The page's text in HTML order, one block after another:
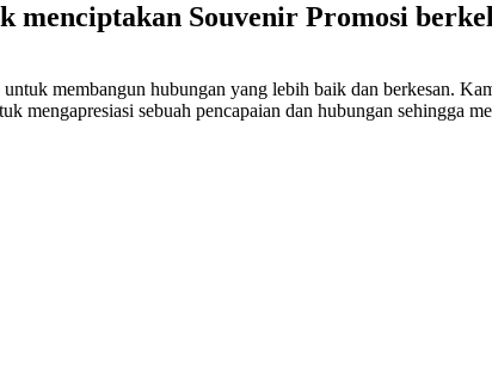
Souvenir Promosi
membangun hubungan yang lebih baik dan berkesan.
sebuah pencapaian dan hubungan sehingga